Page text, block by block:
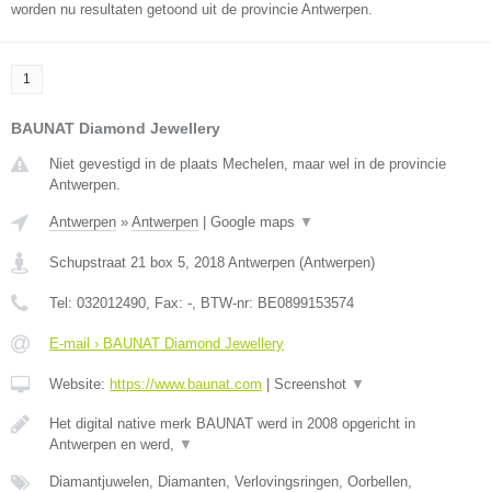
worden nu resultaten getoond uit de provincie Antwerpen.
1
BAUNAT Diamond Jewellery
Niet gevestigd in de plaats Mechelen, maar wel in de provincie
Antwerpen.
Antwerpen » Antwerpen Google maps ▼
Schupstraat 21 box 5, 2018 Antwerpen (Antwerpen)
Tel: 032012490, Fax: -, BTW-nr: BE0899153574
E-mail › BAUNAT Diamond Jewellery
Website: https://www.baunat.com Screenshot ▼
Het digital native merk BAUNAT werd in 2008 opgericht in
Antwerpen en werd, ▼
Diamantjuwelen, Diamanten, Verlovingsringen, Oorbellen,